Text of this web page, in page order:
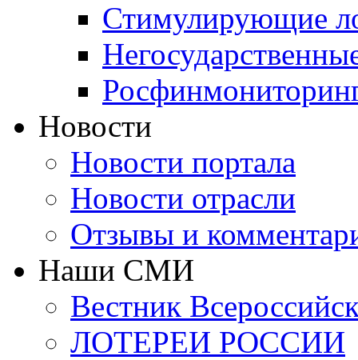
Стимулирующие
Новости
Новости портала
Новости отрасли
Отзывы и
Наши СМИ
Вестник
ЛОТЕРЕИ РОССИИ